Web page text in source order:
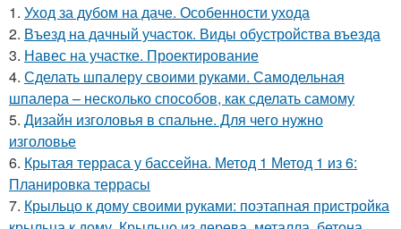
1. Уход за дубом на даче. Особенности ухода
2. Въезд на дачный участок. Виды обустройства въезда
3. Навес на участке. Проектирование
4. Сделать шпалеру своими руками. Самодельная
шпалера – несколько способов, как сделать самому
5. Дизайн изголовья в спальне. Для чего нужно
изголовье
6. Крытая терраса у бассейна. Метод 1 Метод 1 из 6:
Планировка террасы
7. Крыльцо к дому своими руками: поэтапная пристройка